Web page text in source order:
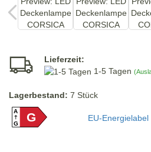
Lieferzeit:
1-5 Tagen
Lagerbestand: 7 Stück
A
GG EU-Energielabel